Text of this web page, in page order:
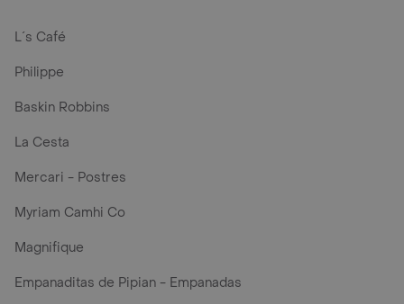
L´s Café
Philippe
Baskin Robbins
La Cesta
Mercari - Postres
Myriam Camhi Co
Magnifique
Empanaditas de Pipian - Empanadas